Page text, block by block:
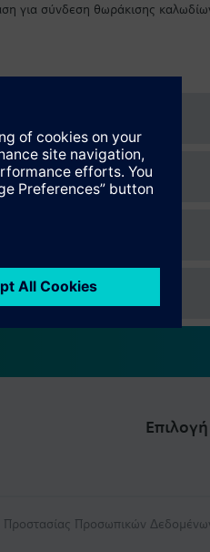
για σύνδεση θωράκισης
αυξάνεται ως εξής: FSA: 80 mm;
Προστασίας Προσωπικών